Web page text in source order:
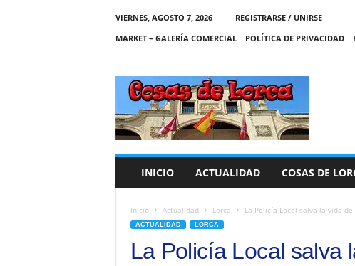
VIERNES, AGOSTO 7, 2026
REGISTRARSE / UNIRSE
MARKET – GALERÍA COMERCIAL
POLÍTICA DE PRIVACIDAD
C
A
S
INICIO ACTUALIDAD COSAS DE
Inicio Actualidad Lorca La Policía Local salva la vida
ACTUALIDAD LORCA
La Policía Local salva